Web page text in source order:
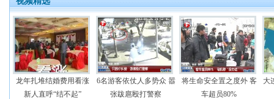
龙年扎堆结婚费用看涨
新人直呼“结不起”
6名游客依仗人多势众 嚣
张跋扈殴打警察
将生命安全置之度外 客
车超员80%
大